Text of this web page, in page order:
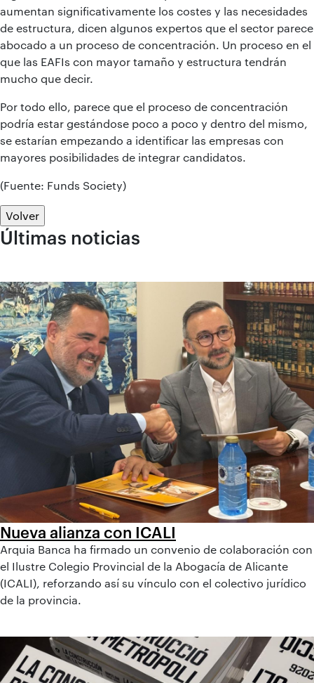
aumentan significativamente los costes y las necesidades
de estructura, dicen algunos expertos que el sector parece
abocado a un proceso de concentración. Un proceso en el
que las EAFIs con mayor tamaño y estructura tendrán
mucho que decir.
Por todo ello, parece que el proceso de concentración
podría estar gestándose poco a poco y dentro del mismo,
se estarían empezando a identificar las empresas con
mayores posibilidades de integrar candidatos.
(Fuente: Funds Society)
Volver
Últimas noticias
Nueva alianza con ICALI
Arquia Banca ha firmado un convenio de colaboración con
el Ilustre Colegio Provincial de la Abogacía de Alicante
(ICALI), reforzando así su vínculo con el colectivo jurídico
de la provincia.